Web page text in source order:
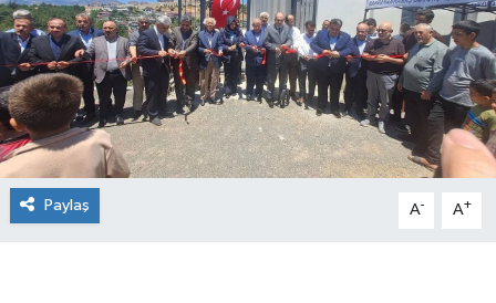
Paylaş A- A+